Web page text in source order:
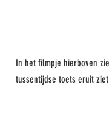
In het filmpje hierboven
tussentijdse toets eruit